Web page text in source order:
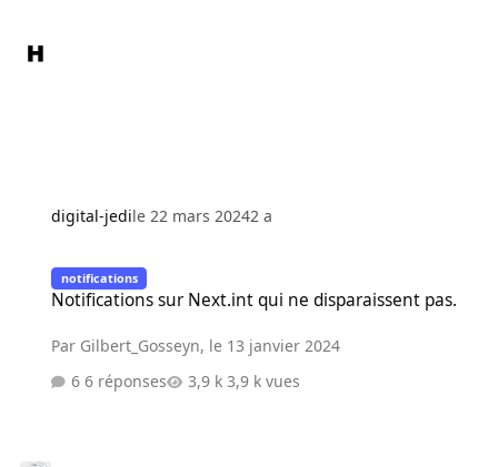
digital-jedile 22 mars 20242 a
notifications
Notifications sur Next.int qui ne disparaissent pas.
Par Gilbert_Gosseyn, le 13 janvier 2024
6 réponses
3,9 k vues